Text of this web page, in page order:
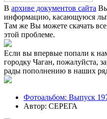
В архиве документов сайта
информацию, касающуюся
Там же Вы можете скачать
этой проблеме.
Если вы впервые попали к
городку Чаган, пожалуйста,
рады пополнению в наших
Фотоальбом: Выпуск
Автор: СЕРЕГА